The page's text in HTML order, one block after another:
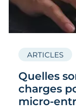
Quelles
charges
micro-
ARTICLES